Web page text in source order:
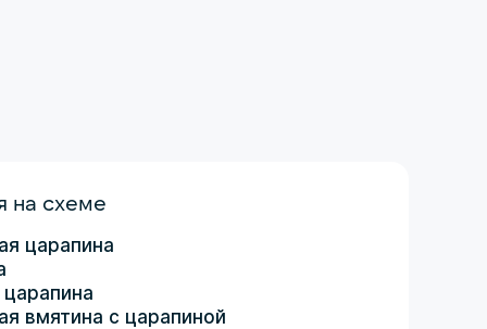
на схеме
царапина
вмятина с царапиной